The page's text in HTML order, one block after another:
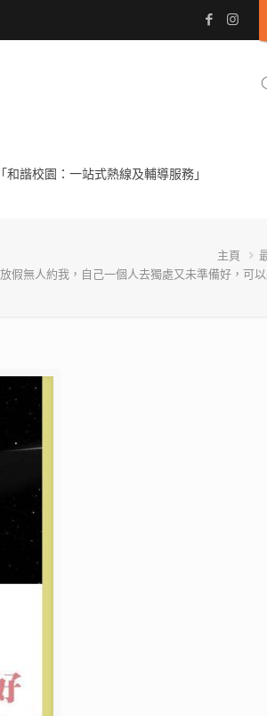
和諧校園：一站式熱線及輔導服務」
主頁
假無人約我，自己一個人去獨處又未準備好，可以